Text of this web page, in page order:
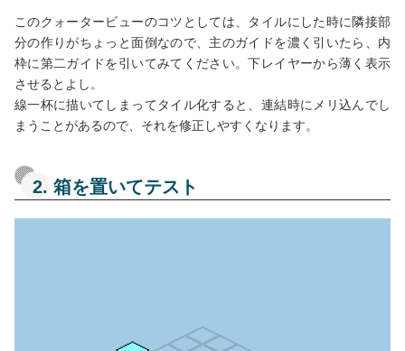
このクォータービューのコツとしては、タイルにした時に隣接部
分の作りがちょっと面倒なので、主のガイドを濃く引いたら、内
枠に第二ガイドを引いてみてください。下レイヤーから薄く表示
させるとよし。
線一杯に描いてしまってタイル化すると、連結時にメリ込んでし
まうことがあるので、それを修正しやすくなります。
2. 箱を置いてテスト